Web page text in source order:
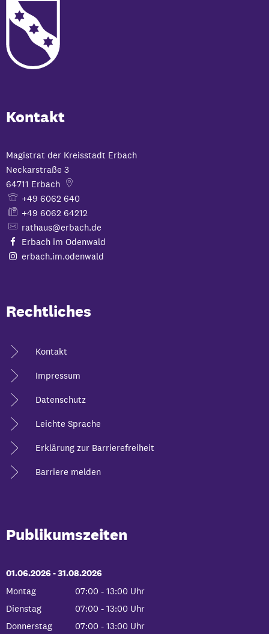
Kontakt
Magistrat der Kreisstadt Erbach
Neckarstraße 3
64711 Erbach
+49 6062 640
+49 6062 64212
rathaus@erbach.de
Erbach im Odenwald
erbach.im.odenwald
Rechtliches
Kontakt
Impressum
Datenschutz
Leichte Sprache
Erklärung zur Barrierefreiheit
Barriere melden
Publikumszeiten
01.06.2026-bis
31.08.2026
Montag
07:00 - 13:00 Uhr
Von 07:00 bis 13:00 Uhr
Dienstag 07:00 - 13:00 Uhr
Von 07:00 bis 13:00 Uhr
Donnerstag 07:00 - 13:00 Uhr